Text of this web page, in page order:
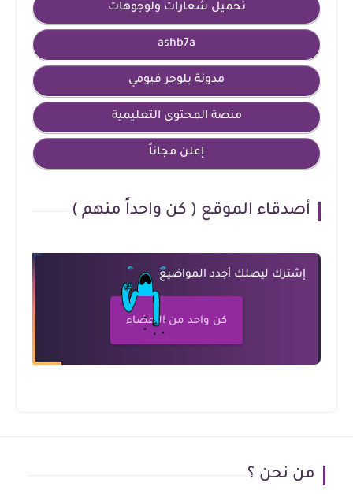
تحميل شعارات ولوجوهات
ashb7a
مدونة بلوجر فيومي
منصة المحتوى التعليمية
إعلن مجاناً
أصدقاء الموقع ( كن واحداً منهم )
إشترك ليصلك أجدد المواضيع
كن واحد من الأعضاء
من نحن ؟